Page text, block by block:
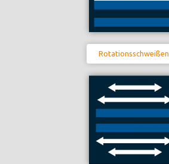
Rotationsschweißen